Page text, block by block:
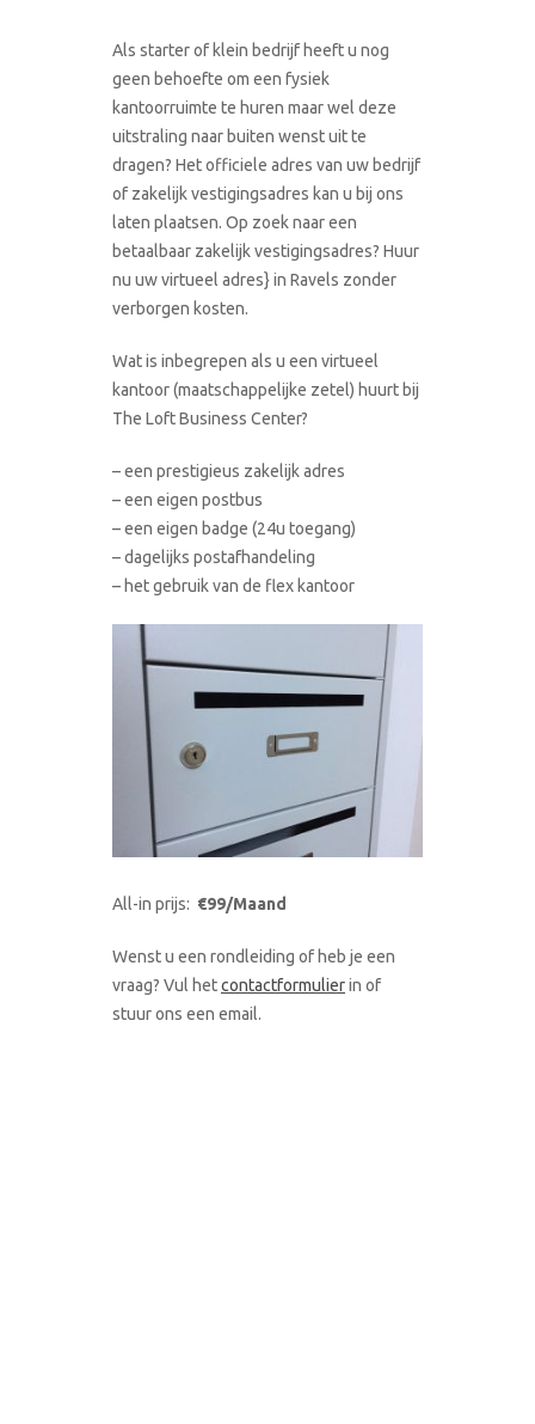
Als starter of klein bedrijf heeft u nog
geen behoefte om een fysiek
kantoorruimte te huren maar wel deze
uitstraling naar buiten wenst uit te
dragen? Het officiele adres van uw bedrijf
of zakelijk vestigingsadres kan u bij ons
laten plaatsen. Op zoek naar een
betaalbaar zakelijk vestigingsadres? Huur
nu uw virtueel adres} in Ravels zonder
verborgen kosten.
Wat is inbegrepen als u een virtueel
kantoor (maatschappelijke zetel) huurt bij
The Loft Business Center?
– een prestigieus zakelijk adres
– een eigen postbus
– een eigen badge (24u toegang)
– dagelijks postafhandeling
– het gebruik van de flex kantoor
All-in prijs: €99/Maand
Wenst u een rondleiding of heb je een
vraag? Vul hetcontactformulierin of
stuur ons een email.